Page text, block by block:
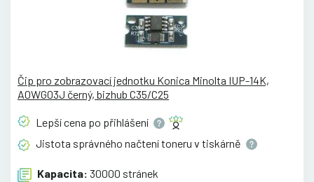
Čip pro zobrazovací jednotku Konica Minolta IUP-14K,
A0WG03J černý, bizhub C35/C25
Lepší cena po přihlášení
Jistota správného načtení toneru v tiskárně
Kapacita: 30000 stránek